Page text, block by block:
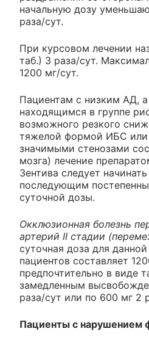
начальную дозу
раза/сут.
При курсовом лечении
таб.) 3 раза/сут.
1200 мг/сут.
Пациентам с низким АД,
находящимся в группе
возможного резкого
тяжелой формой ИБС или
значимыми стенозами
мозга) лечение
Зентива следует
последующим
суточной дозы.
Окклюзионная болезнь
артерий II стадии
суточная доза для
пациентов составляет
предпочтительно в виде
замедленным
раза/сут или по 600 мг 2
Пациенты с нарушением